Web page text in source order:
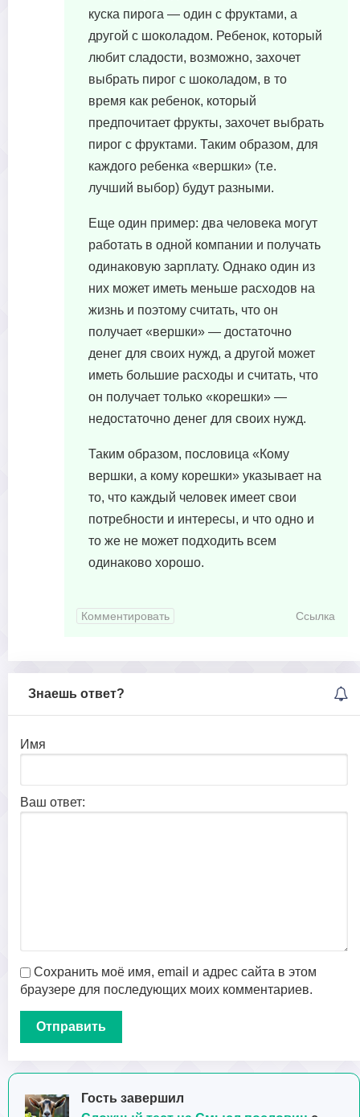
куска пирога — один с фруктами, а
другой с шоколадом. Ребенок, который
любит сладости, возможно, захочет
выбрать пирог с шоколадом, в то
время как ребенок, который
предпочитает фрукты, захочет выбрать
пирог с фруктами. Таким образом, для
каждого ребенка «вершки» (т.е.
лучший выбор) будут разными.
Еще один пример: два человека могут
работать в одной компании и получать
одинаковую зарплату. Однако один из
них может иметь меньше расходов на
жизнь и поэтому считать, что он
получает «вершки» — достаточно
денег для своих нужд, а другой может
иметь большие расходы и считать, что
он получает только «корешки» —
недостаточно денег для своих нужд.
Таким образом, пословица «Кому
вершки, а кому корешки» указывает на
то, что каждый человек имеет свои
потребности и интересы, и что одно и
то же не может подходить всем
одинаково хорошо.
Комментировать Ссылка
Знаешь ответ?
Имя
Ваш ответ:
Сохранить моё имя, email и адрес сайта в этом
браузере для последующих моих комментариев.
Гость завершил